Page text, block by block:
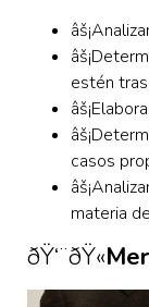
âš¡
estén
casos
materia
ðŸ‘¨‍ðŸ«